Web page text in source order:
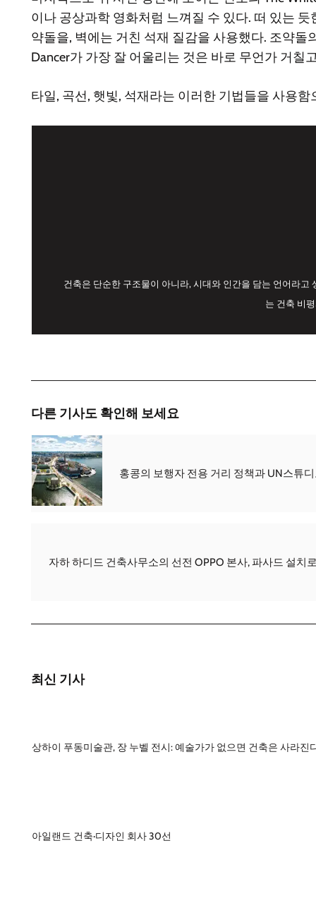
이나 공상과학 영화처럼 느껴질 수 있다. 떠 있는
약돌을, 벽에는 거친 석재 질감을 사용했다. 조약돌
Dancer가 가장 잘 어울리는 것은 바로 무언가 거칠
타일, 곡선, 햇빛, 석재라는 이러한 기법들을 사용
건축은 단순한 구조물이 아니라, 시대와 인간을 담는 언어라
는 건축 비
다른 기사도 확인해 보세요
홍콩의 보행자 전용 거리 정책과 UN스튜
자하 하디드 건축사무소의 선전 OPPO 본사, 파사드 설치
최신 기사
상하이 푸동미술관, 장 누벨 전시: 예술가가 없으면 건축은 사라진
아일랜드 건축·디자인 회사 30선